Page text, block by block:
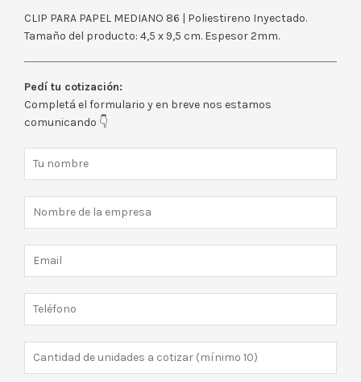
CLIP PARA PAPEL MEDIANO 86 | Poliestireno Inyectado.
Tamaño del producto: 4,5 x 9,5 cm. Espesor 2mm.
Pedí tu cotización:
Completá el formulario y en breve nos estamos
comunicando 👇